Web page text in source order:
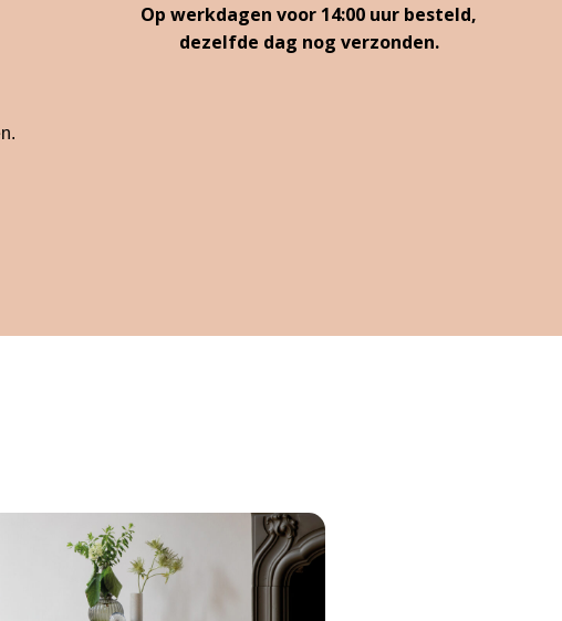
Op werkdagen voor 14:00 uur besteld,
dezelfde dag nog verzonden.